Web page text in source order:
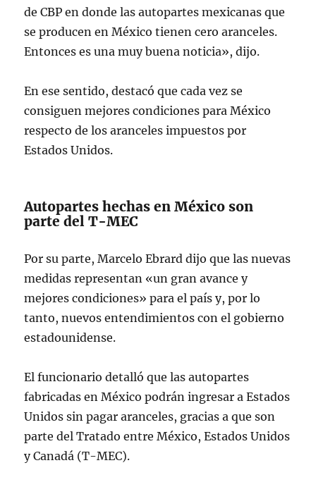
de CBP en donde las autopartes mexicanas que
se producen en México tienen cero aranceles.
Entonces es una muy buena noticia», dijo.
En ese sentido, destacó que cada vez se
consiguen mejores condiciones para México
respecto de los aranceles impuestos por
Estados Unidos.
Autopartes hechas en México son
parte del T-MEC
Por su parte, Marcelo Ebrard dijo que las nuevas
medidas representan «un gran avance y
mejores condiciones» para el país y, por lo
tanto, nuevos entendimientos con el gobierno
estadounidense.
El funcionario detalló que las autopartes
fabricadas en México podrán ingresar a Estados
Unidos sin pagar aranceles, gracias a que son
parte del Tratado entre México, Estados Unidos
y Canadá (T-MEC).